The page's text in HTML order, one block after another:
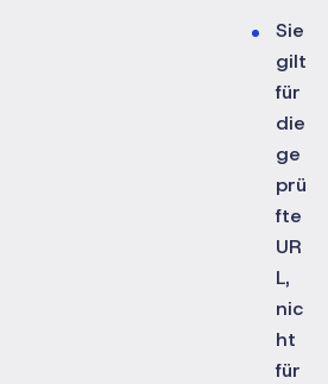
Sie
gilt
für
die
ge
prü
fte
UR
L,
nic
ht
für